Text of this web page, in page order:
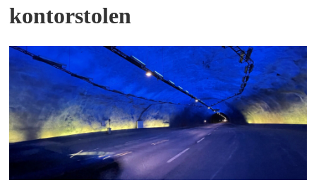
kontorstolen